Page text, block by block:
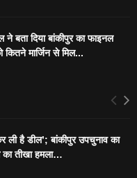
बता दिया बांकीपुर का फाइनल
कितने मार्जिन से मिल...
है डील’; बांकीपुर उपचुनाव का
तीखा हमला…